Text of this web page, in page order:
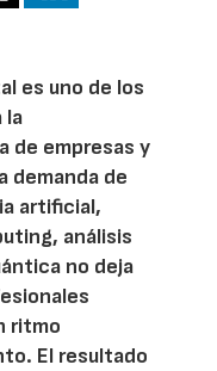
es uno de los
la
de empresas y
demanda de
artificial,
análisis
no deja
ritmo
El resultado